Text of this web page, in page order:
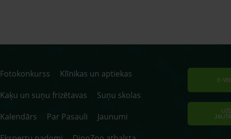
Fotokonkurss
Klīnikas un aptiekas
Kaķu un suņu frizētavas
Suņu skolas
Kalendārs
Par Pasauli
Jaunumi
E-